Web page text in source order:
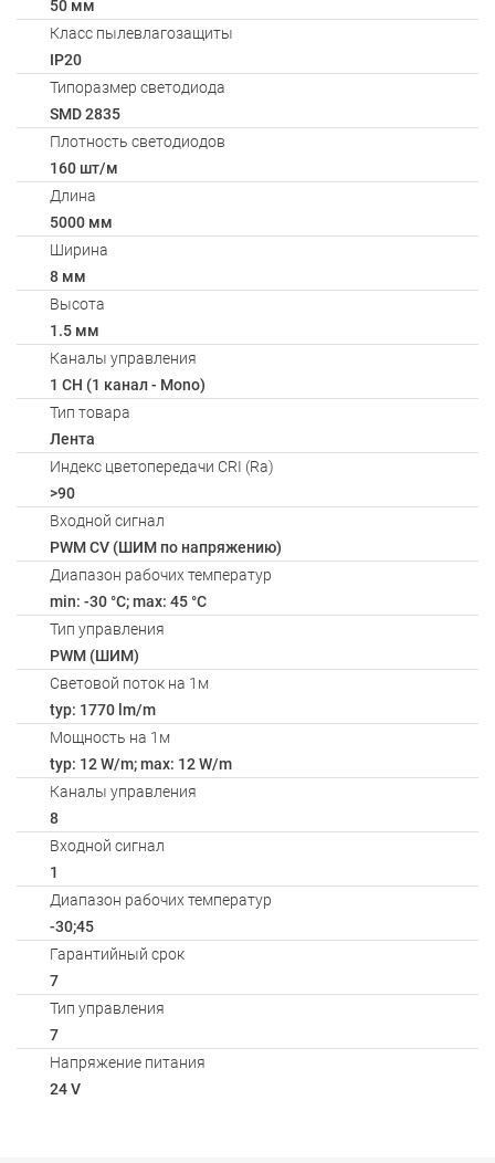
50 мм
Класс пылевлагозащиты
IP20
Типоразмер светодиода
SMD 2835
Плотность светодиодов
160 шт/м
Длина
5000 мм
Ширина
8 мм
Высота
1.5 мм
Каналы управления
1 CH (1 канал - Mono)
Тип товара
Лента
Индекс цветопередачи CRI (Ra)
>90
Входной сигнал
PWM СV (ШИМ по напряжению)
Диапазон рабочих температур
min: -30 °C; max: 45 °C
Тип управления
PWM (ШИМ)
Световой поток на 1м
typ: 1770 lm/m
Мощность на 1м
typ: 12 W/m; max: 12 W/m
Каналы управления
8
Входной сигнал
1
Диапазон рабочих температур
-30;45
Гарантийный срок
7
Тип управления
7
Напряжение питания
24 V